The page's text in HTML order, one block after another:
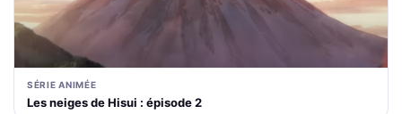
SÉRIE ANIMÉE
Les neiges de Hisui : épisode 2